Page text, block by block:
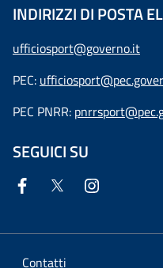
INDIRIZZI DI POSTA
ufficiosport@governo.it
PEC:
PEC PNRR:
SEGUICI SU
Contatti